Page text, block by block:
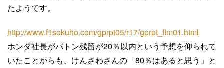
たようです。
http://www.f1sokuho.com/gprpt05/r17/gprpt_flm01.html
ホンダ社長がバトン残留が20％以内という予想を仰られて
いたことからも、けんさわさんの「80％はあると思う」と